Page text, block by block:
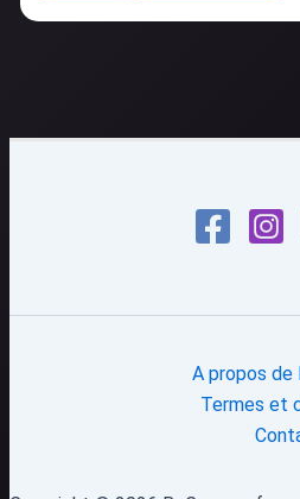
A propos de
Termes et